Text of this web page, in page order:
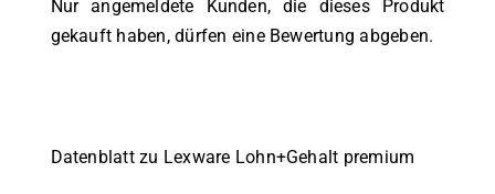
Nur angemeldete Kunden, die dieses Produkt
gekauft haben, dürfen eine Bewertung abgeben.
Datenblatt zu Lexware Lohn+Gehalt premium